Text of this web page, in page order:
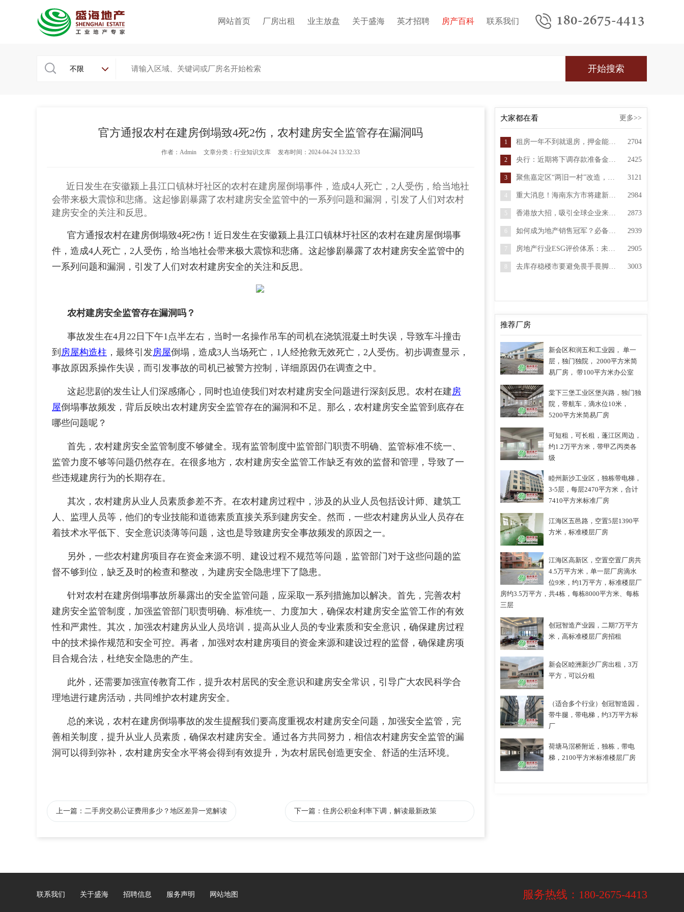
180-2675-4413
网站首页 厂房出租 业主放盘 关于盛海 英才招聘 房产百科 联系我们
不限
官方通报农村在建房倒塌致4死2伤，农村建房安全监管存在漏洞吗
作者：Admin 文章分类：行业知识文库 发布时间：2024-04-24 13:32:33
近日发生在安徽颍上县江口镇林圩社区的农村在建房屋倒塌事件，造成4人死亡，2人受伤，给当地社
会带来极大震惊和悲痛。这起惨剧暴露了农村建房安全监管中的一系列问题和漏洞，引发了人们对农村
建房安全的关注和反思。
官方通报农村在建房倒塌致4死2伤！近日发生在安徽颍上县江口镇林圩社区的农村在建房屋倒塌事
件，造成4人死亡，2人受伤，给当地社会带来极大震惊和悲痛。这起惨剧暴露了农村建房安全监管中的
一系列问题和漏洞，引发了人们对农村建房安全的关注和反思。
农村建房安全监管存在漏洞吗？
事故发生在4月22日下午1点半左右，当时一名操作吊车的司机在浇筑混凝土时失误，导致车斗撞击
到 房屋构造柱 ，最终引发房屋倒塌，造成3人当场死亡，1人经抢救无效死亡，2人受伤。初步调查显示，
事故原因系操作失误，而引发事故的司机已被警方控制，详细原因仍在调查之中。
这起悲剧的发生让人们深感痛心，同时也迫使我们对农村建房安全问题进行深刻反思。农村在建房
屋倒塌事故频发，背后反映出农村建房安全监管存在的漏洞和不足。那么，农村建房安全监管到底存在
哪些问题呢？
首先，农村建房安全监管制度不够健全。现有监管制度中监管部门职责不明确、监管标准不统一、
监管力度不够等问题仍然存在。在很多地方，农村建房安全监管工作缺乏有效的监督和管理，导致了一
些违规建房行为的长期存在。
其次，农村建房从业人员素质参差不齐。在农村建房过程中，涉及的从业人员包括设计师、建筑工
人、监理人员等，他们的专业技能和道德素质直接关系到建房安全。然而，一些农村建房从业人员存在
着技术水平低下、安全意识淡薄等问题，这也是导致建房安全事故频发的原因之一。
另外，一些农村建房项目存在资金来源不明、建设过程不规范等问题，监管部门对于这些问题的监
督不够到位，缺乏及时的检查和整改，为建房安全隐患埋下了隐患。
针对农村在建房倒塌事故所暴露出的安全监管问题，应采取一系列措施加以解决。首先，完善农村
建房安全监管制度，加强监管部门职责明确、标准统一、力度加大，确保农村建房安全监管工作的有效
性和严肃性。其次，加强农村建房从业人员培训，提高从业人员的专业素质和安全意识，确保建房过程
中的技术操作规范和安全可控。再者，加强对农村建房项目的资金来源和建设过程的监督，确保建房项
目合规合法，杜绝安全隐患的产生。
此外，还需要加强宣传教育工作，提升农村居民的安全意识和建房安全常识，引导广大农民科学合
理地进行建房活动，共同维护农村建房安全。
总的来说，农村在建房倒塌事故的发生提醒我们要高度重视农村建房安全问题，加强安全监管，完
善相关制度，提升从业人员素质，确保农村建房安全。通过各方共同努力，相信农村建房安全监管的漏
洞可以得到弥补，农村建房安全水平将会得到有效提升，为农村居民创造更安全、舒适的生活环境。
上一篇：二手房交易公证费用多少？地区差异一览解读 下一篇：住房公积金利率下调，解读最新政策
大家都在看 更多>>
1 租房一年不到就退房，押金能要回来吗？教你怎么办 2704
2 央行：近期将下调存款准备金率0.5个百分点 向金融市场提供长期流动性约1万亿元 2425
3 聚焦嘉定区“两旧一村”改造，提升市民生活品质 3121
4 重大消息！海南东方市将建新机场 2984
5 香港放大招，吸引全球企业来港！ 2873
6 如何成为地产销售冠军？必备资料分享 2939
7 房地产行业ESG评价体系：未来的发展方向 2905
去库存稳楼市要避免畏手畏脚造成新风险 3003
推荐厂房
新会区和润五和工业园， 单一
层，独门独院， 2000平方米简
易厂房， 带100平方米办公室
棠下三堡工业区堡兴路，独门独
院，带航车，滴水位10米，
5200平方米简易厂房
可短租，可长租，蓬江区周边，
约1.2万平方米，带甲乙丙类各
级
睦州新沙工业区，独栋带电梯，
3-5层，每层2470平方米，合计
7410平方米标准厂房
江海区五邑路，空置5层1390平
方米，标准楼层厂房
江海区高新区，空置空置厂房共
4.5万平方米，单一层厂房滴水
位9米，约1万平方，标准楼层厂
房约3.5万平方，共4栋，每栋8000平方米、每栋
三层
创冠智造产业园，二期7万平方
米，高标准楼层厂房招租
新会区睦洲新沙厂房出租，3万
平方，可以分租
（适合多个行业）创冠智造园，
带牛腿，带电梯，约3万平方标
厂
荷塘马滘桥附近，独栋，带电
梯，2100平方米标准楼层厂房
联系我们 关于盛海 招聘信息 服务声明 网站地图 服务热线： 180-2675-4413